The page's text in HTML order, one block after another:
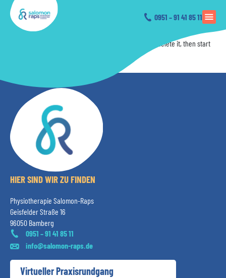
0951 – 91 41 85 11
Hello world!
17. Januar 2023
Welcome to WordPress. This is your first post. Edit or delete it, then start
HIER SIND WIR ZU FINDEN
Physiotherapie Salomon-Raps
Geisfelder Straße 16
96050 Bamberg
0951 – 91 41 85 11
info@salomon-raps.de
Virtueller Praxisrundgang